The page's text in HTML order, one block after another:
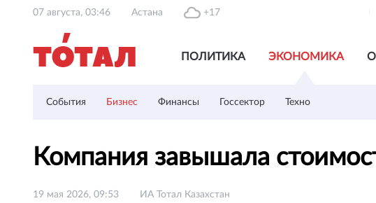
07 августа, 03:46 Астана +17
ПОЛИТИКА ЭКОНОМИКА
События Бизнес Финансы Госсектор Техно
Компания завышала
19 мая 2026, 09:53 ИА Тотал Казахстан